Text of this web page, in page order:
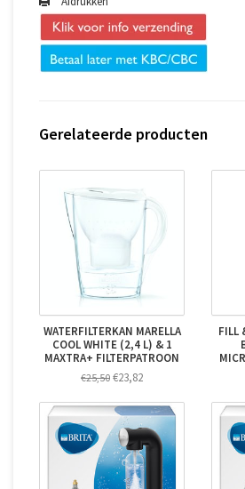
Gerelateerde producten
WATERFILTERKAN MARELLA
COOL WHITE (2,4 L) & 1
MAXTRA+ FILTERPATROON
€25,50 €23,82
FILL